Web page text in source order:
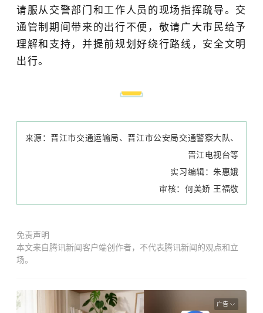
请服从交警部门和工作人员的现场指挥疏导。交
通管制期间带来的出行不便，敬请广大市民给予
理解和支持，并提前规划好绕行路线，安全文明
出行。
来源：晋江市交通运输局、晋江市公安局交通警察大队、
晋江电视台等
实习编辑：朱惠娥
审核：何美娇 王福敬
免责声明
本文来自腾讯新闻客户端创作者，不代表腾讯新闻的观点和立
场。
广告